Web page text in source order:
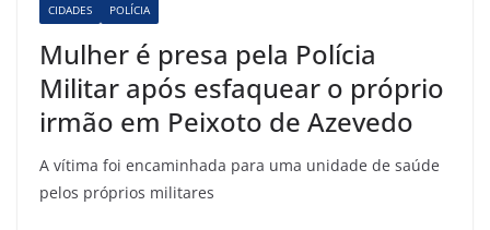
CIDADES POLÍCIA
Mulher é presa pela Polícia
Militar após esfaquear o próprio
irmão em Peixoto de Azevedo
A vítima foi encaminhada para uma unidade de saúde
pelos próprios militares